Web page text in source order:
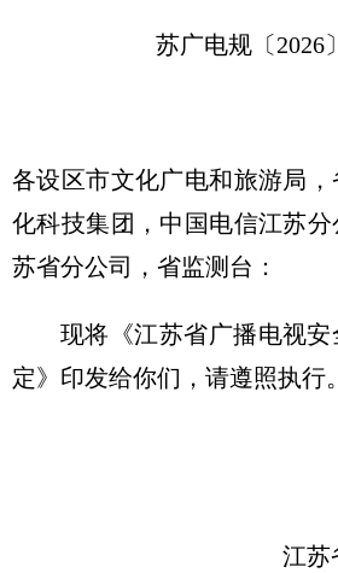
苏广电规〔2026
各设区市文化广电和旅游局
化科技集团，中国电信江苏
苏省分公司，省监测台：
现将《江苏省广播电视
定》印发给你们，请遵照执行。
江苏省广播